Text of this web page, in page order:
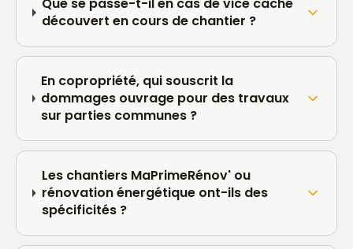
découvert en cours de chantier ?
En copropriété, qui souscrit la
dommages ouvrage pour des travaux
sur parties communes ?
Les chantiers MaPrimeRénov' ou
rénovation énergétique ont-ils des
spécificités ?